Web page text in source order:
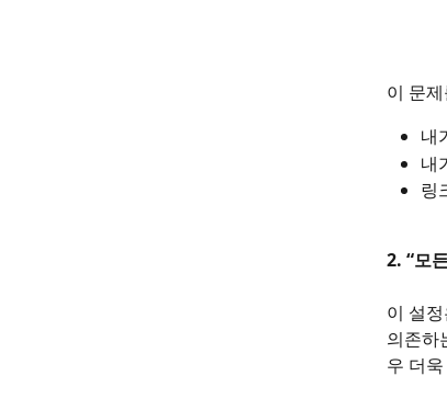
이 문
내
내
링
2. “모
이 설
의존하
우 더